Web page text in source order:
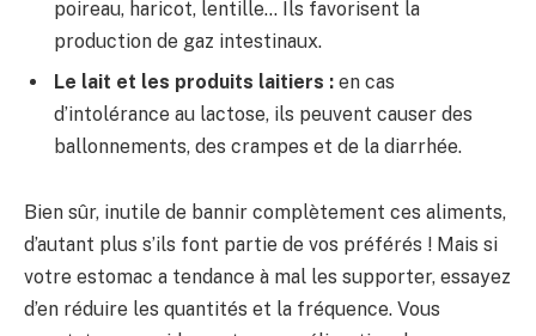
poireau, haricot, lentille… Ils favorisent la
production de gaz intestinaux.
Le lait et les produits laitiers : en cas
d’intolérance au lactose, ils peuvent causer des
ballonnements, des crampes et de la diarrhée.
Bien sûr, inutile de bannir complètement ces aliments,
d’autant plus s’ils font partie de vos préférés ! Mais si
votre estomac a tendance à mal les supporter, essayez
d’en réduire les quantités et la fréquence. Vous